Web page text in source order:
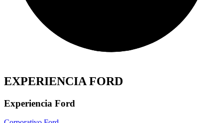
EXPERIENCIA FORD
Experiencia Ford